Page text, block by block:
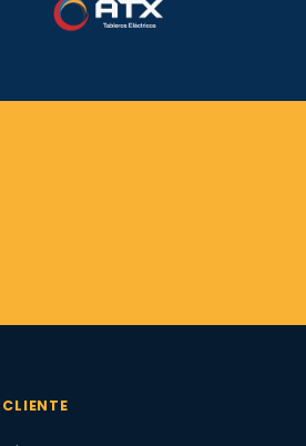
CLIENTE